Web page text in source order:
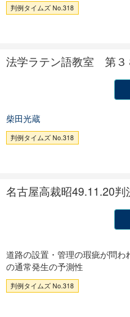
判例タイムズ No.318
法学ラテン語教室 第３
柴田光蔵
判例タイムズ No.318
名古屋高裁昭49.11.20判
道路の設置・管理の瑕疵が問わ
の通常発生の予測性
判例タイムズ No.318